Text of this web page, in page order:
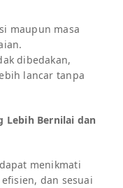
maupun masa
dibedakan,
lancar tanpa
Lebih Bernilai dan
menikmati
dan sesuai